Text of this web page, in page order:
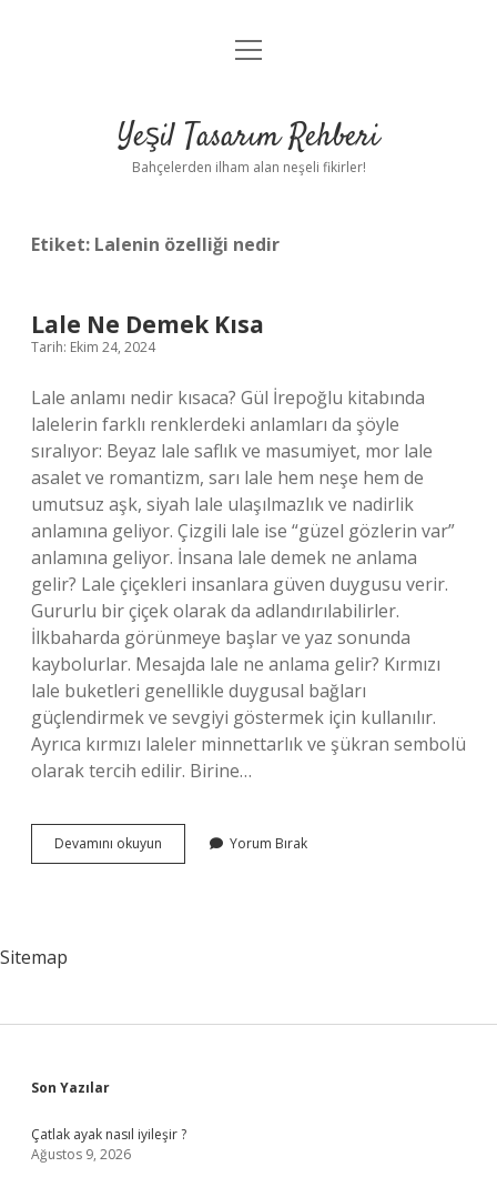
Anasayfa
Yasal Uyarı
menüyü
Yeşil Tasarım Rehberi
Bahçelerden ilham alan neşeli fikirler!
Etiket: Lalenin özelliği nedir
Lale Ne Demek Kısa
Tarih: Ekim 24, 2024
Lale anlamı nedir kısaca? Gül İrepoğlu kitabında
lalelerin farklı renklerdeki anlamları da şöyle
sıralıyor: Beyaz lale saflık ve masumiyet, mor lale
asalet ve romantizm, sarı lale hem neşe hem de
umutsuz aşk, siyah lale ulaşılmazlık ve nadirlik
anlamına geliyor. Çizgili lale ise “güzel gözlerin var”
anlamına geliyor. İnsana lale demek ne anlama
gelir? Lale çiçekleri insanlara güven duygusu verir.
Gururlu bir çiçek olarak da adlandırılabilirler.
İlkbaharda görünmeye başlar ve yaz sonunda
kaybolurlar. Mesajda lale ne anlama gelir? Kırmızı
lale buketleri genellikle duygusal bağları
güçlendirmek ve sevgiyi göstermek için kullanılır.
Ayrıca kırmızı laleler minnettarlık ve şükran sembolü
olarak tercih edilir. Birine…
Devamını okuyun
Ne
Yorum Bırak
Sitemap
Sidebar
Son Yazılar
Çatlak ayak nasıl iyileşir ?
Ağustos 9, 2026